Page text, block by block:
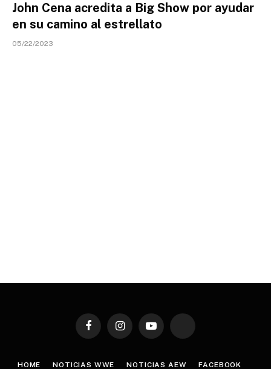
John Cena acredita a Big Show por ayudar
en su camino al estrellato
05/22/2023
FacebookInstagramYouTube TikTok
HOME NOTICIAS WWE NOTICIAS AEW FACEBOOK